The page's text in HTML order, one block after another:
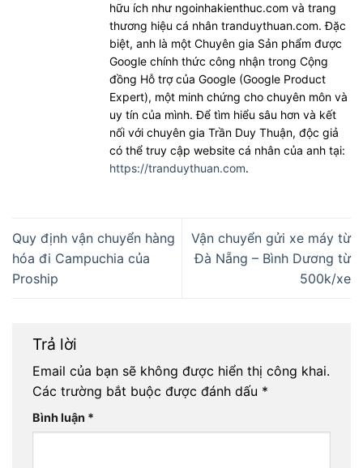
hữu ích như ngoinhakienthuc.com và trang
thương hiệu cá nhân tranduythuan.com. Đặc
biệt, anh là một Chuyên gia Sản phẩm được
Google chính thức công nhận trong Cộng
đồng Hỗ trợ của Google (Google Product
Expert), một minh chứng cho chuyên môn và
uy tín của mình. Để tìm hiểu sâu hơn và kết
nối với chuyên gia Trần Duy Thuận, độc giả
có thể truy cập website cá nhân của anh tại:
https://tranduythuan.com.
Quy định vận chuyển hàng
hóa đi Campuchia của
Proship
Vận chuyển gửi xe máy từ
Đà Nẵng – Bình Dương từ
500k/xe
Trả lời
Email của bạn sẽ không được hiển thị công khai.
Các trường bắt buộc được đánh dấu *
Bình luận *